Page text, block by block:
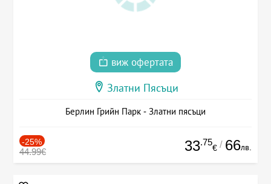
виж офертата
Златни Пясъци
Берлин Грийн Парк - Златни пясъци
-25%
44.99€ 33.75
€ / 66лв.